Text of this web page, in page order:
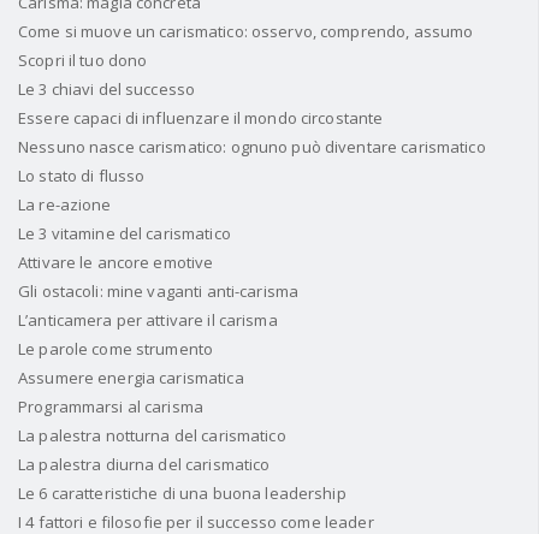
Come si muove un carismatico: osservo, comprendo, assumo
Scopri il tuo dono
Le 3 chiavi del successo
Essere capaci di influenzare il mondo circostante
Nessuno nasce carismatico: ognuno può diventare carismatico
Lo stato di flusso
La re-azione
Le 3 vitamine del carismatico
Attivare le ancore emotive
Gli ostacoli: mine vaganti anti-carisma
L’anticamera per attivare il carisma
Le parole come strumento
Assumere energia carismatica
Programmarsi al carisma
La palestra notturna del carismatico
La palestra diurna del carismatico
Le 6 caratteristiche di una buona leadership
I 4 fattori e filosofie per il successo come leader